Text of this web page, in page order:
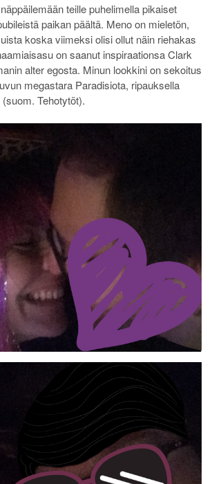
teille puhelimella pikaiset
paikan päältä. Meno on mieletön,
koska viimeksi olisi ollut näin riehakas
on saanut inspiraationsa Clark
alter egosta. Minun lookkini on sekoitus
megastara Paradisiota, ripauksella
Tehotytöt).